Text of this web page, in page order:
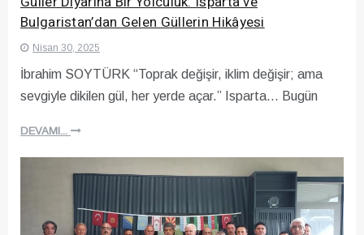
Bulgaristan’dan Gelen Güllerin Hikâyesi
Nisan 30, 2025
İbrahim SOYTÜRK “Toprak değişir, iklim değişir; ama
sevgiyle dikilen gül, her yerde açar.” Isparta… Bugün
DEVAMI...